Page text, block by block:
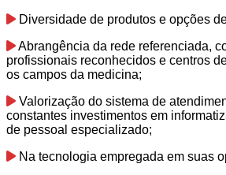
Diversidade de produtos e opções
Abrangência da rede referenciada,
profissionais reconhecidos e centros
os campos da medicina;
Valorização do sistema de
constantes investimentos em
de pessoal especializado;
Na tecnologia empregada em suas